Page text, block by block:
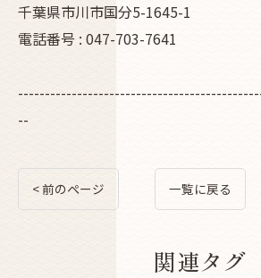
千葉県市川市国分5-1645-1
電話番号 : 047-703-7641
--
< 前のページ 一覧に戻る
関連タグ